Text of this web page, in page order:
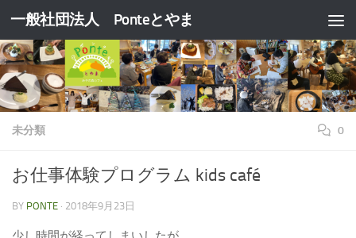
コンテンツへスキップ
一般社団法人 Ponteとやま
未分類 0
お仕事体験プログラム kids café
BY PONTE · 2018年9月23日